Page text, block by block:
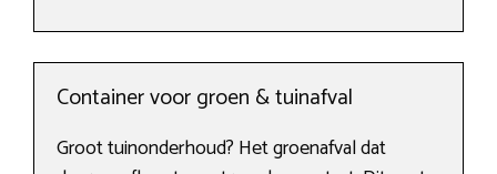
Container voor groen & tuinafval
Groot tuinonderhoud? Het groenafval dat